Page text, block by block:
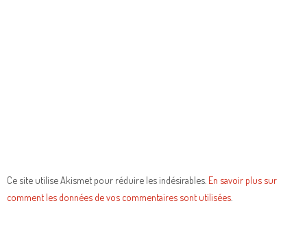
Ce site utilise Akismet pour réduire les indésirables. En savoir plus sur
comment les données de vos commentaires sont utilisées